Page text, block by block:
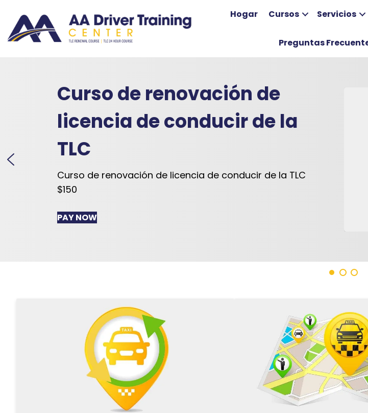
Hogar Cursos Servicios
Preguntas
Curso de renovación de
licencia de conducir de la
TLC
Curso de renovación de licencia de conducir de la TLC
$150
PAY NOW